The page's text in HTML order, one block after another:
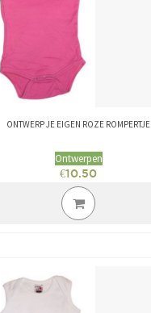
ONTWERP JE EIGEN ROZE ROMPERTJE
Ontwerpen
€10.50